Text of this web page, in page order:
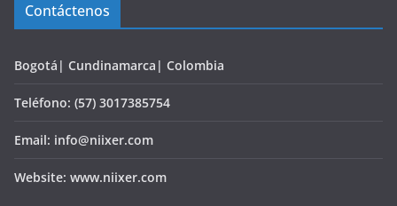
Contáctenos
Bogotá| Cundinamarca| Colombia
Teléfono: (57) 3017385754
Email: info@niixer.com
Website: www.niixer.com